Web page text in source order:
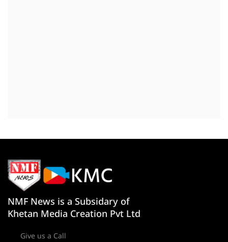
NMF News is a Subsidary of
Khetan Media Creation Pvt Ltd
Give us a Call